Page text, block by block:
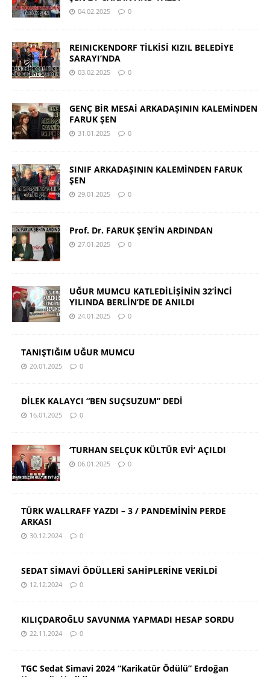
04.02.2025 0
REINICKENDORF TİLKİSİ KIZIL BELEDİYE
SARAYI’NDA
03.02.2025 0
GENÇ BİR MESAİ ARKADAŞININ KALEMİNDEN
FARUK ŞEN
31.01.2025 0
SINIF ARKADAŞININ KALEMİNDEN FARUK
ŞEN
29.01.2025 0
Prof. Dr. FARUK ŞEN’İN ARDINDAN
27.01.2025 0
UĞUR MUMCU KATLEDİLİŞİNİN 32’İNCİ
YILINDA BERLİN’DE DE ANILDI
24.01.2025 0
TANIŞTIĞIM UĞUR MUMCU
20.01.2025 0
DİLEK KALAYCI “BEN SUÇSUZUM” DEDİ
16.01.2025 0
‘TURHAN SELÇUK KÜLTÜR EVİ’ AÇILDI
06.01.2025 0
TÜRK WALLRAFF YAZDI – 3 / PANDEMİNİN PERDE
ARKASI
30.12.2024 0
SEDAT SİMAVİ ÖDÜLLERİ SAHİPLERİNE VERİLDİ
12.12.2024 0
KILIÇDAROĞLU SAVUNMA YAPMADI HESAP SORDU
22.11.2024 0
TGC Sedat Simavi 2024 “Karikatür Ödülü” Erdoğan